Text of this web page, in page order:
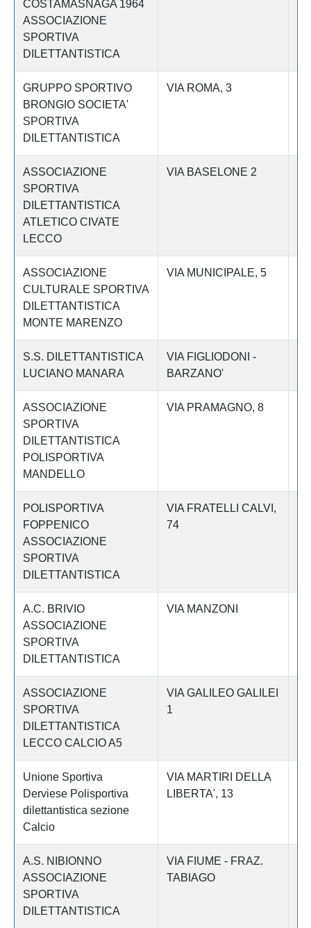
COSTAMASNAGA 1964
ASSOCIAZIONE
SPORTIVA
DILETTANTISTICA
GRUPPO SPORTIVO
BRONGIO SOCIETA'
SPORTIVA
DILETTANTISTICA
VIA ROMA, 3
ASSOCIAZIONE
SPORTIVA
DILETTANTISTICA
ATLETICO CIVATE
LECCO
VIA BASELONE 2
ASSOCIAZIONE
CULTURALE SPORTIVA
DILETTANTISTICA
MONTE MARENZO
VIA MUNICIPALE, 5
S.S. DILETTANTISTICA
LUCIANO MANARA
VIA FIGLIODONI -
BARZANO'
ASSOCIAZIONE
SPORTIVA
DILETTANTISTICA
POLISPORTIVA
MANDELLO
VIA PRAMAGNO, 8
POLISPORTIVA
FOPPENICO
ASSOCIAZIONE
SPORTIVA
DILETTANTISTICA
VIA FRATELLI CALVI,
74
A.C. BRIVIO
ASSOCIAZIONE
SPORTIVA
DILETTANTISTICA
VIA MANZONI
ASSOCIAZIONE
SPORTIVA
DILETTANTISTICA
LECCO CALCIO A5
VIA GALILEO GALILEI
1
Unione Sportiva
Derviese Polisportiva
dilettantistica sezione
Calcio
VIA MARTIRI DELLA
LIBERTA', 13
A.S. NIBIONNO
ASSOCIAZIONE
SPORTIVA
DILETTANTISTICA
VIA FIUME - FRAZ.
TABIAGO